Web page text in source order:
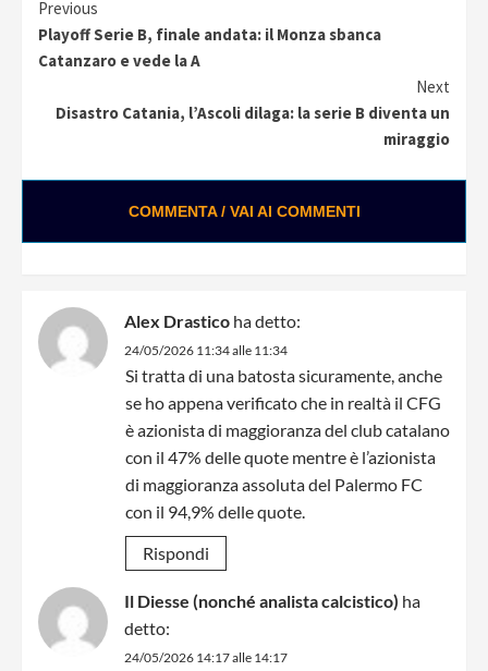
Continue
Reading
Previous
Playoff Serie B, finale andata: il Monza sbanca
Catanzaro e vede la A
Next
Disastro Catania, l’Ascoli dilaga: la serie B diventa un
miraggio
COMMENTA / VAI AI COMMENTI
Alex Drastico ha detto:
24/05/2026 11:34 alle 11:34
Si tratta di una batosta sicuramente, anche
se ho appena verificato che in realtà il CFG
è azionista di maggioranza del club catalano
con il 47% delle quote mentre è l’azionista
di maggioranza assoluta del Palermo FC
con il 94,9% delle quote.
Rispondi
Il Diesse (nonché analista calcistico) ha
detto:
24/05/2026 14:17 alle 14:17